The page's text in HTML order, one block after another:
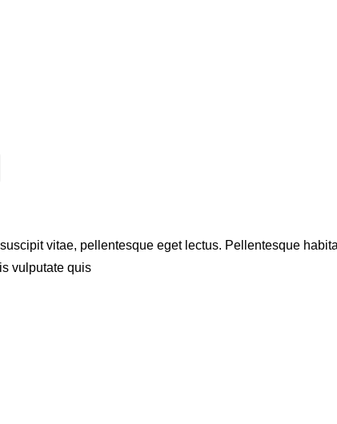
vitae, pellentesque eget lectus. Pellentesque
vulputate quis